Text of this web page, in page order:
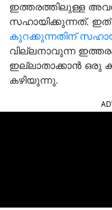
ഇത്തരത്തിലുള്ള
സഹായിക്കുന്നത്.
കുറക്കുന്നതിന്
വില്ലനാവുന്ന
ഇല്ലാതാക്കാന്‍ ഒരു
കഴിയുന്നു.